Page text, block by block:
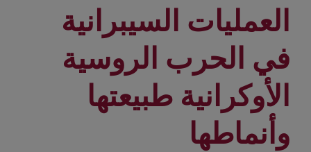
العمليات السيبرانية
في الحرب الروسية
الأوكرانية طبيعتها
وأنماطها